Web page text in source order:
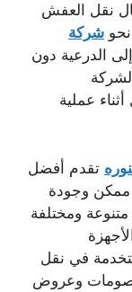
نقل العفش
شركة
الدرعية دون
عملية
تقدم أفضل
ممكن وجودة
متنوعة ومختلفة
في نقل
وعروض